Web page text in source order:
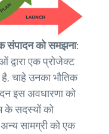
संपादन को समझना:
द्वारा एक प्रोजेक्ट
चाहे उनका भौतिक
इस अवधारणा को
के सदस्यों को
सामग्री को एक